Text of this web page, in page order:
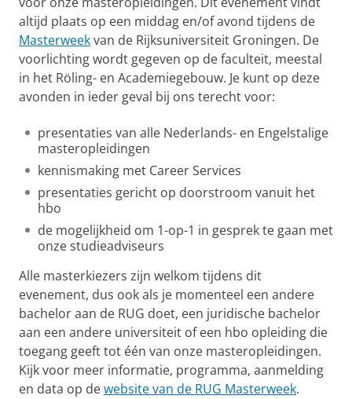
altijd plaats op een middag en/of avond tijdens de
Masterweekvan de Rijksuniversiteit Groningen. De
voorlichting wordt gegeven op de faculteit, meestal
in het Röling- en Academiegebouw. Je kunt op deze
avonden in ieder geval bij ons terecht voor:
presentaties van alle Nederlands- en Engelstalige
masteropleidingen
kennismaking met Career Services
presentaties gericht op doorstroom vanuit het
hbo
de mogelijkheid om 1-op-1 in gesprek te gaan met
onze studieadviseurs
Alle masterkiezers zijn welkom tijdens dit
evenement, dus ook als je momenteel een andere
bachelor aan de RUG doet, een juridische bachelor
aan een andere universiteit of een hbo opleiding die
toegang geeft tot één van onze masteropleidingen.
Kijk voor meer informatie, programma, aanmelding
en data op dewebsite van de RUG Masterweek.